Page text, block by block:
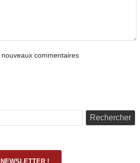
commentaires
Rechercher
!